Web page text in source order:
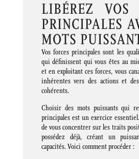
LIBÉREZ VOS
PRINCIPALES
MOTS
Vos forces principales sont les
qui définissent qui vous êtes au
et en exploitant ces forces, vous
inhérentes vers des actions et
cohérents.
Choisir des mots puissants qui
principales est un exercice
de vous concentrer sur les traits
possédez déjà, créant un
capacités. Voici comment procéder :